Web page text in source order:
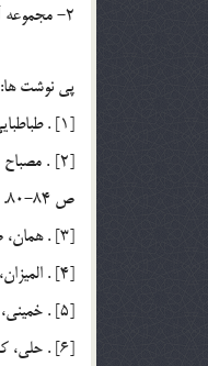
2- مجموعه آثار شهيد مطهري، بخش اصول عقايد.
پي نوشت ها:
[1] . طباطبايي، سيد محمد حسين، ترجمه الميزان، محمدباقر موسوي همداني، دفتر انتشارات اسلامي وابسته به جامعه مدرسين، ج 1، ص 30.
ص 84-80.
[3] . همان، ص 84-80.
[4] . الميزان، ترجمه، ج 1، ص 30.
[5] . خميني، سيد مصطفي، تفسير قرآن كريم، مؤسسه تنظيم و نشر اثار امام، 1376، ج 1، ص 291-290.
[6] . حلي، كشف المراد، تصحيح استاد حسن زاده آملي، دفتر انتشارات اسلامي وابسته به جامعه مدرسين، 1415، ص 296.